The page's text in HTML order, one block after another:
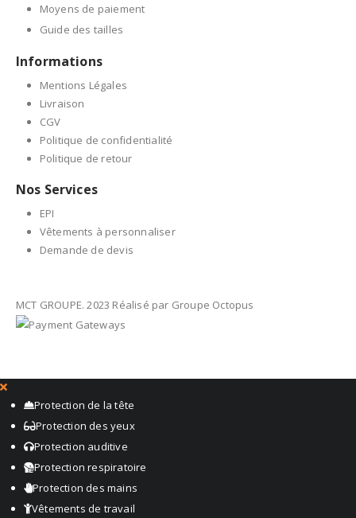
Moyens de paiement
Guide des tailles
Informations
Mentions Légales
Livraison
CGV
Politique de confidentialité
Politique de retour
Nos Services
EPI
Vêtements à personnaliser
Demande de devis
MCT GROUPE. 2023 Réalisé par Groupe Octopus
Protection de la tête
Protection des yeux
Protection auditive
Protection respiratoire
Protection des mains
Vêtements de travail